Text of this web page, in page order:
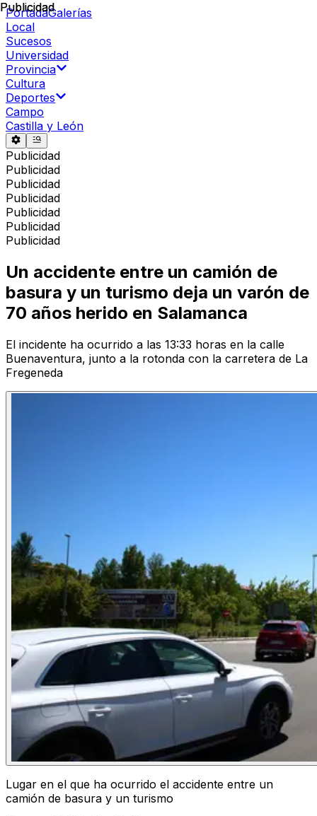
PortadaGalerías
Local
Sucesos
Universidad
Provincia
Cultura
Deportes
Campo
Castilla y León
Publicidad
Publicidad
Publicidad
Publicidad
Publicidad
Publicidad
Publicidad
Publicidad
Un accidente entre un camión de
basura y un turismo deja un varón de
70 años herido en Salamanca
El incidente ha ocurrido a las 13:33 horas en la calle
Buenaventura, junto a la rotonda con la carretera de La
Fregeneda
Lugar en el que ha ocurrido el accidente entre un
camión de basura y un turismo
Publicidad